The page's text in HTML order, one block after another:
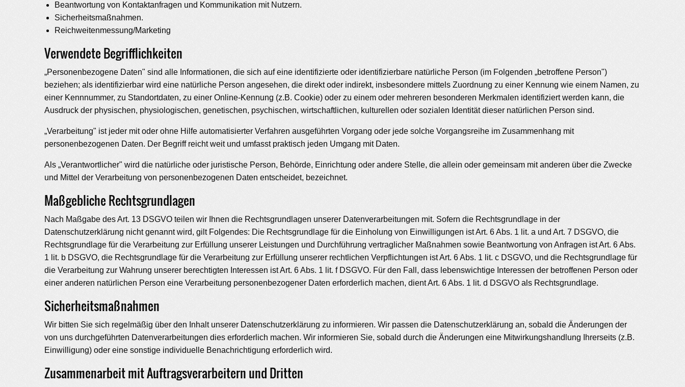
Beantwortung von Kontaktanfragen und Kommunikation mit Nutzern.
Sicherheitsmaßnahmen.
Reichweitenmessung/Marketing
Verwendete Begrifflichkeiten
„Personenbezogene Daten" sind alle Informationen, die sich auf eine identifizierte oder identifizierbare natürliche Person (im Folgenden „betroffene Person")
beziehen; als identifizierbar wird eine natürliche Person angesehen, die direkt oder indirekt, insbesondere mittels Zuordnung zu einer Kennung wie einem Namen, zu
einer Kennnummer, zu Standortdaten, zu einer Online-Kennung (z.B. Cookie) oder zu einem oder mehreren besonderen Merkmalen identifiziert werden kann, die
Ausdruck der physischen, physiologischen, genetischen, psychischen, wirtschaftlichen, kulturellen oder sozialen Identität dieser natürlichen Person sind.
„Verarbeitung" ist jeder mit oder ohne Hilfe automatisierter Verfahren ausgeführten Vorgang oder jede solche Vorgangsreihe im Zusammenhang mit
personenbezogenen Daten. Der Begriff reicht weit und umfasst praktisch jeden Umgang mit Daten.
Als „Verantwortlicher" wird die natürliche oder juristische Person, Behörde, Einrichtung oder andere Stelle, die allein oder gemeinsam mit anderen über die Zwecke
und Mittel der Verarbeitung von personenbezogenen Daten entscheidet, bezeichnet.
Maßgebliche Rechtsgrundlagen
Nach Maßgabe des Art. 13 DSGVO teilen wir Ihnen die Rechtsgrundlagen unserer Datenverarbeitungen mit. Sofern die Rechtsgrundlage in der
Datenschutzerklärung nicht genannt wird, gilt Folgendes: Die Rechtsgrundlage für die Einholung von Einwilligungen ist Art. 6 Abs. 1 lit. a und Art. 7 DSGVO, die
Rechtsgrundlage für die Verarbeitung zur Erfüllung unserer Leistungen und Durchführung vertraglicher Maßnahmen sowie Beantwortung von Anfragen ist Art. 6 Abs.
1 lit. b DSGVO, die Rechtsgrundlage für die Verarbeitung zur Erfüllung unserer rechtlichen Verpflichtungen ist Art. 6 Abs. 1 lit. c DSGVO, und die Rechtsgrundlage für
die Verarbeitung zur Wahrung unserer berechtigten Interessen ist Art. 6 Abs. 1 lit. f DSGVO. Für den Fall, dass lebenswichtige Interessen der betroffenen Person oder
einer anderen natürlichen Person eine Verarbeitung personenbezogener Daten erforderlich machen, dient Art. 6 Abs. 1 lit. d DSGVO als Rechtsgrundlage.
Sicherheitsmaßnahmen
Wir bitten Sie sich regelmäßig über den Inhalt unserer Datenschutzerklärung zu informieren. Wir passen die Datenschutzerklärung an, sobald die Änderungen der
von uns durchgeführten Datenverarbeitungen dies erforderlich machen. Wir informieren Sie, sobald durch die Änderungen eine Mitwirkungshandlung Ihrerseits (z.B.
Einwilligung) oder eine sonstige individuelle Benachrichtigung erforderlich wird.
Zusammenarbeit mit Auftragsverarbeitern und Dritten